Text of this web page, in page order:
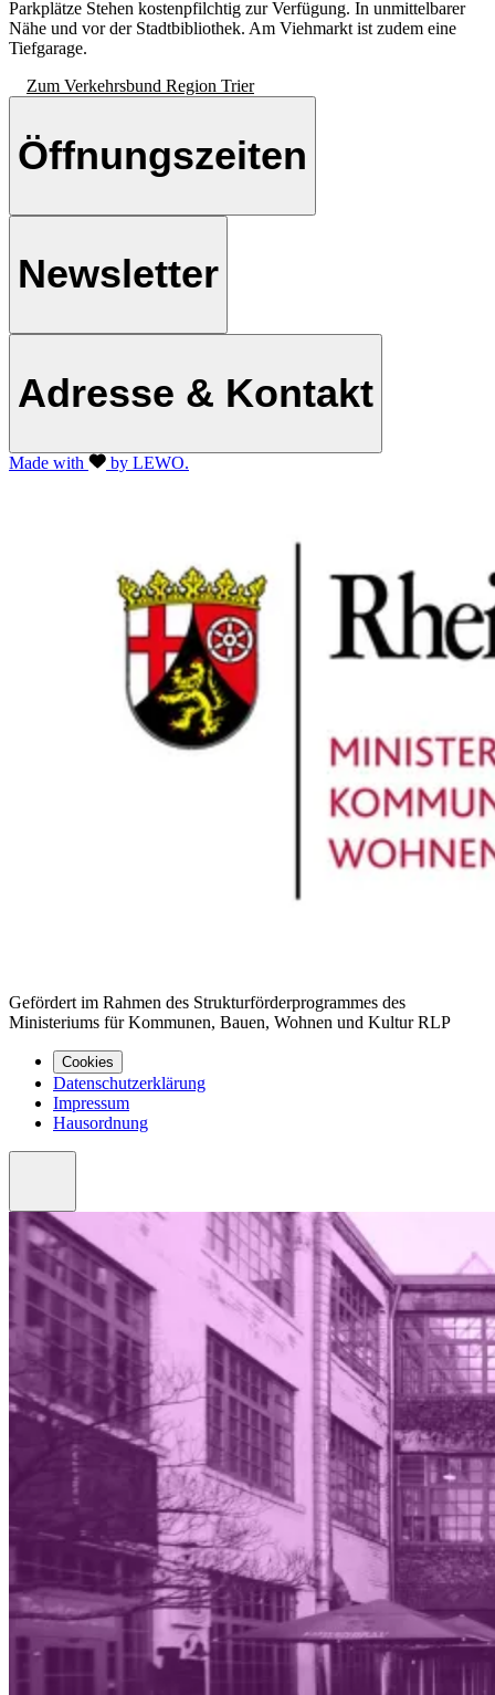
Parkplätze Stehen kostenpfilchtig zur Verfügung. In unmittelbarer
Nähe und vor der Stadtbibliothek. Am Viehmarkt ist zudem eine
Tiefgarage.
Zum Verkehrsbund Region Trier
Öffnungszeiten
Newsletter
Adresse & Kontakt
Made with by LEWO.
Gefördert im Rahmen des Strukturförderprogrammes des
Ministeriums für Kommunen, Bauen, Wohnen und Kultur RLP
Cookies
Datenschutzerklärung
Impressum
Hausordnung